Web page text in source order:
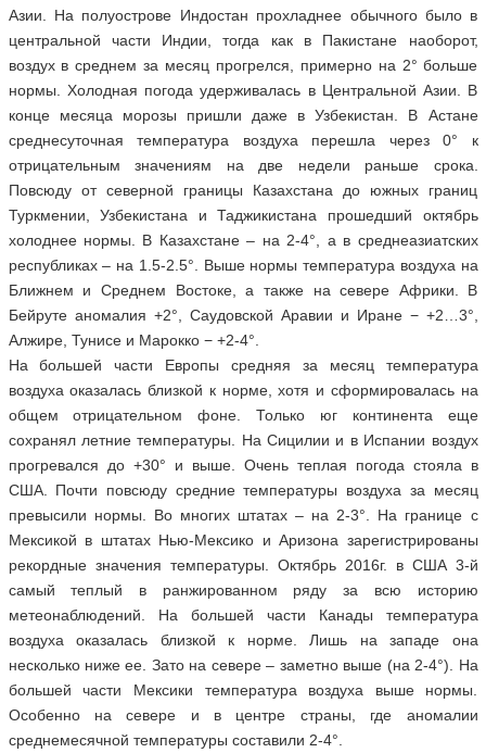
Азии. На полуострове Индостан прохладнее обычного было в
центральной части Индии, тогда как в Пакистане наоборот,
воздух в среднем за месяц прогрелся, примерно на 2° больше
нормы. Холодная погода удерживалась в Центральной Азии. В
конце месяца морозы пришли даже в Узбекистан. В Астане
среднесуточная температура воздуха перешла через 0° к
отрицательным значениям на две недели раньше срока.
Повсюду от северной границы Казахстана до южных границ
Туркмении, Узбекистана и Таджикистана прошедший октябрь
холоднее нормы. В Казахстане – на 2-4°, а в среднеазиатских
республиках – на 1.5-2.5°. Выше нормы температура воздуха на
Ближнем и Среднем Востоке, а также на севере Африки. В
Бейруте аномалия +2°, Саудовской Аравии и Иране − +2…3°,
Алжире, Тунисе и Марокко − +2-4°.
На большей части Европы средняя за месяц температура
воздуха оказалась близкой к норме, хотя и сформировалась на
общем отрицательном фоне. Только юг континента еще
сохранял летние температуры. На Сицилии и в Испании воздух
прогревался до +30° и выше. Очень теплая погода стояла в
США. Почти повсюду средние температуры воздуха за месяц
превысили нормы. Во многих штатах – на 2-3°. На границе с
Мексикой в штатах Нью-Мексико и Аризона зарегистрированы
рекордные значения температуры. Октябрь 2016г. в США 3-й
самый теплый в ранжированном ряду за всю историю
метеонаблюдений. На большей части Канады температура
воздуха оказалась близкой к норме. Лишь на западе она
несколько ниже ее. Зато на севере – заметно выше (на 2-4°). На
большей части Мексики температура воздуха выше нормы.
Особенно на севере и в центре страны, где аномалии
среднемесячной температуры составили 2-4°.